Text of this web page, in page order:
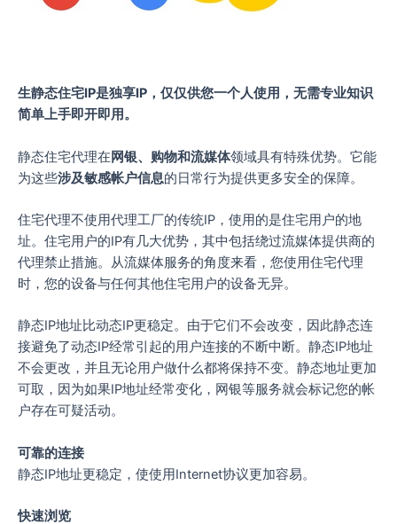
生静态住宅IP是独享IP，仅仅供您一个人使用，无需专业知识
简单上手即开即用。
静态住宅代理在 网银、购物和流媒体领域具有特殊优势。它能
为这些涉及敏感帐户信息的日常行为提供更多安全的保障。
住宅代理不使用代理工厂的传统IP，使用的是住宅用户的地
址。住宅用户的IP有几大优势，其中包括绕过流媒体提供商的
代理禁止措施。从流媒体服务的角度来看，您使用住宅代理
时，您的设备与任何其他住宅用户的设备无异。
静态IP地址比动态IP更稳定。由于它们不会改变，因此静态连
接避免了动态IP经常引起的用户连接的不断中断。静态IP地址
不会更改，并且无论用户做什么都将保持不变。静态地址更加
可取，因为如果IP地址经常变化，网银等服务就会标记您的帐
户存在可疑活动。
可靠的连接
静态IP地址更稳定，使使用Internet协议更加容易。
快速浏览